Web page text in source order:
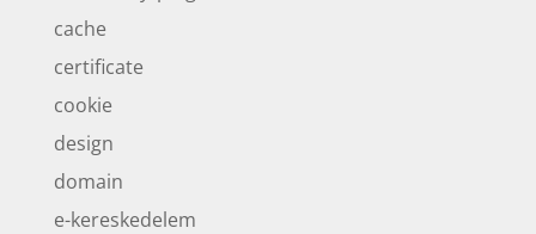
cache
certificate
cookie
design
domain
e-kereskedelem